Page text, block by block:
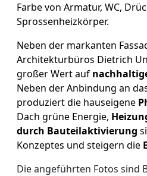
Farbe von Armatur, WC,
Sprossenheizkörper.
Neben der markanten
Architekturbüros Dietrich
großer Wert auf
Neben der Anbindung an
produziert die hauseigene
Dach grüne Energie,
durch Bauteilaktivierung
Konzeptes und steigern die
Die angeführten Fotos sind